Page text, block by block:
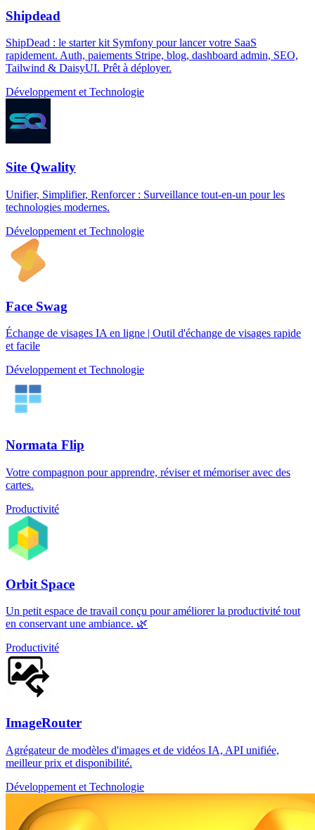
Shipdead
ShipDead : le starter kit Symfony pour lancer votre SaaS
rapidement. Auth, paiements Stripe, blog, dashboard admin, SEO,
Tailwind & DaisyUI. Prêt à déployer.
Développement et Technologie
Site Qwality
Unifier, Simplifier, Renforcer : Surveillance tout-en-un pour les
technologies modernes.
Développement et Technologie
Face Swag
Échange de visages IA en ligne | Outil d'échange de visages rapide
et facile
Développement et Technologie
Normata Flip
Votre compagnon pour apprendre, réviser et mémoriser avec des
cartes.
Productivité
Orbit Space
Un petit espace de travail conçu pour améliorer la productivité tout
en conservant une ambiance. 🌿
Productivité
ImageRouter
Agrégateur de modèles d'images et de vidéos IA, API unifiée,
meilleur prix et disponibilité.
Développement et Technologie